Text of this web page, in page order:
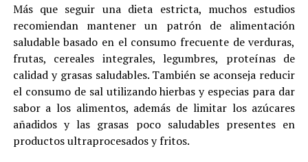
Más que seguir una dieta estricta, muchos estudios
recomiendan mantener un patrón de alimentación
saludable basado en el consumo frecuente de verduras,
frutas, cereales integrales, legumbres, proteínas de
calidad y grasas saludables. También se aconseja reducir
el consumo de sal utilizando hierbas y especias para dar
sabor a los alimentos, además de limitar los azúcares
añadidos y las grasas poco saludables presentes en
productos ultraprocesados y fritos.